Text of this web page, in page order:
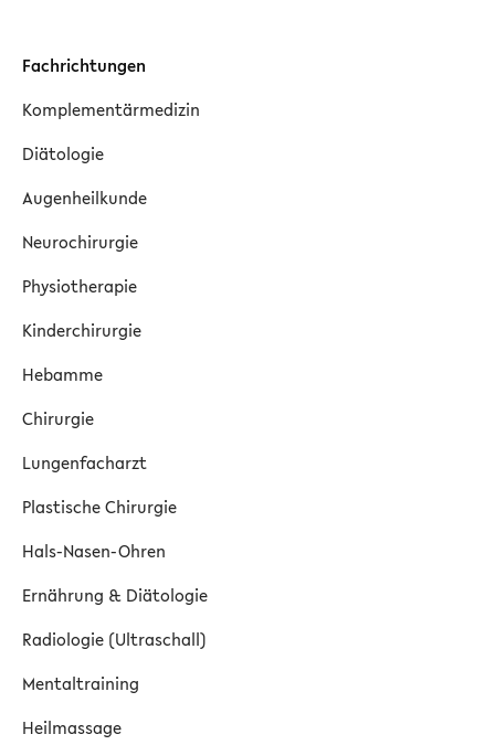
Fachrichtungen
Komplementärmedizin
Diätologie
Augenheilkunde
Neurochirurgie
Physiotherapie
Kinderchirurgie
Hebamme
Chirurgie
Lungenfacharzt
Plastische Chirurgie
Hals-Nasen-Ohren
Ernährung & Diätologie
Radiologie (Ultraschall)
Mentaltraining
Heilmassage